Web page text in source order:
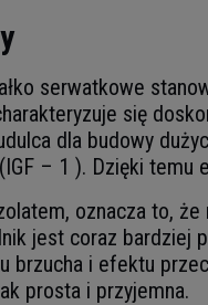
serwatkowe
się
dla budowy
– 1 ). Dzięki
oznacza to,
jest coraz
i efektu
prosta i przyjemna.